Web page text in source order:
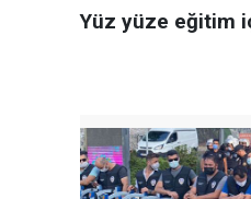
Yüz yüze eğitim